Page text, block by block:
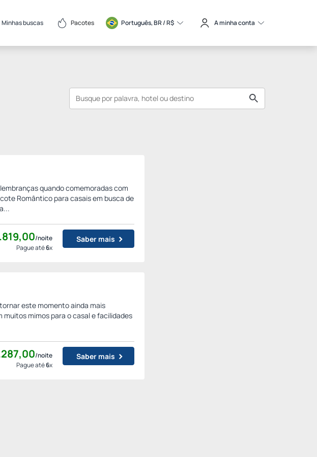
Minhas buscas Pacotes Português, BR / R$ A minha conta
quando comemoradas com
Romântico para casais em busca de
00/noite
Pague até6x
Saber mais
este momento ainda mais
mimos para o casal e facilidades
00/noite
Pague até6x
Saber mais